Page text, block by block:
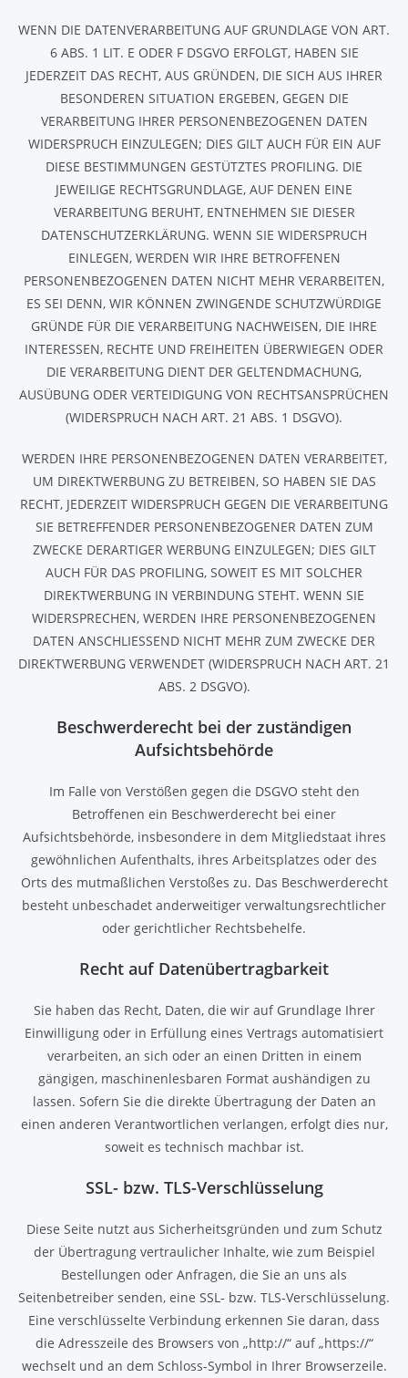
WENN DIE DATENVERARBEITUNG AUF GRUNDLAGE VON ART.
6 ABS. 1 LIT. E ODER F DSGVO ERFOLGT, HABEN SIE
JEDERZEIT DAS RECHT, AUS GRÜNDEN, DIE SICH AUS IHRER
BESONDEREN SITUATION ERGEBEN, GEGEN DIE
VERARBEITUNG IHRER PERSONENBEZOGENEN DATEN
WIDERSPRUCH EINZULEGEN; DIES GILT AUCH FÜR EIN AUF
DIESE BESTIMMUNGEN GESTÜTZTES PROFILING. DIE
JEWEILIGE RECHTSGRUNDLAGE, AUF DENEN EINE
VERARBEITUNG BERUHT, ENTNEHMEN SIE DIESER
DATENSCHUTZERKLÄRUNG. WENN SIE WIDERSPRUCH
EINLEGEN, WERDEN WIR IHRE BETROFFENEN
PERSONENBEZOGENEN DATEN NICHT MEHR VERARBEITEN,
ES SEI DENN, WIR KÖNNEN ZWINGENDE SCHUTZWÜRDIGE
GRÜNDE FÜR DIE VERARBEITUNG NACHWEISEN, DIE IHRE
INTERESSEN, RECHTE UND FREIHEITEN ÜBERWIEGEN ODER
DIE VERARBEITUNG DIENT DER GELTENDMACHUNG,
AUSÜBUNG ODER VERTEIDIGUNG VON RECHTSANSPRÜCHEN
(WIDERSPRUCH NACH ART. 21 ABS. 1 DSGVO).
WERDEN IHRE PERSONENBEZOGENEN DATEN VERARBEITET,
UM DIREKTWERBUNG ZU BETREIBEN, SO HABEN SIE DAS
RECHT, JEDERZEIT WIDERSPRUCH GEGEN DIE VERARBEITUNG
SIE BETREFFENDER PERSONENBEZOGENER DATEN ZUM
ZWECKE DERARTIGER WERBUNG EINZULEGEN; DIES GILT
AUCH FÜR DAS PROFILING, SOWEIT ES MIT SOLCHER
DIREKTWERBUNG IN VERBINDUNG STEHT. WENN SIE
WIDERSPRECHEN, WERDEN IHRE PERSONENBEZOGENEN
DATEN ANSCHLIESSEND NICHT MEHR ZUM ZWECKE DER
DIREKTWERBUNG VERWENDET (WIDERSPRUCH NACH ART. 21
ABS. 2 DSGVO).
Beschwerde­recht bei der zuständigen
Aufsichts­behörde
Im Falle von Verstößen gegen die DSGVO steht den
Betroffenen ein Beschwerderecht bei einer
Aufsichtsbehörde, insbesondere in dem Mitgliedstaat ihres
gewöhnlichen Aufenthalts, ihres Arbeitsplatzes oder des
Orts des mutmaßlichen Verstoßes zu. Das Beschwerderecht
besteht unbeschadet anderweitiger verwaltungsrechtlicher
oder gerichtlicher Rechtsbehelfe.
Recht auf Daten­übertrag­barkeit
Sie haben das Recht, Daten, die wir auf Grundlage Ihrer
Einwilligung oder in Erfüllung eines Vertrags automatisiert
verarbeiten, an sich oder an einen Dritten in einem
gängigen, maschinenlesbaren Format aushändigen zu
lassen. Sofern Sie die direkte Übertragung der Daten an
einen anderen Verantwortlichen verlangen, erfolgt dies nur,
soweit es technisch machbar ist.
SSL- bzw. TLS-Verschlüsselung
Diese Seite nutzt aus Sicherheitsgründen und zum Schutz
der Übertragung vertraulicher Inhalte, wie zum Beispiel
Bestellungen oder Anfragen, die Sie an uns als
Seitenbetreiber senden, eine SSL- bzw. TLS-Verschlüsselung.
Eine verschlüsselte Verbindung erkennen Sie daran, dass
die Adresszeile des Browsers von „http://“ auf „https://“
wechselt und an dem Schloss-Symbol in Ihrer Browserzeile.